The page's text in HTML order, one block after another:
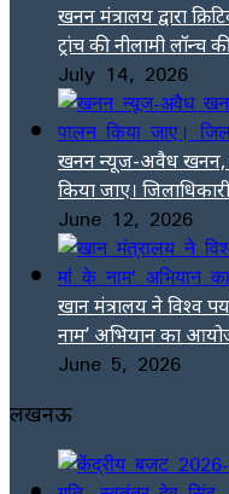
खनन मंत्रालय द्वारा
ट्रांच की नीलामी लॉन्च
July 14, 2026
खनन न्यूज-अवैध खनन,
किया जाए। जिलाधिकारी
June 12, 2026
खान मंत्रालय ने विश्व
नाम’ अभियान का
June 5, 2026
लखनऊ